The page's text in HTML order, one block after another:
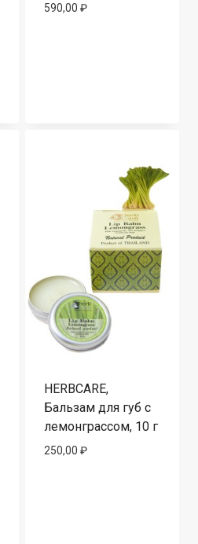
590,00 ₽
HERBCARE,
Бальзам для губ с
лемонграссом, 10 г
250,00 ₽